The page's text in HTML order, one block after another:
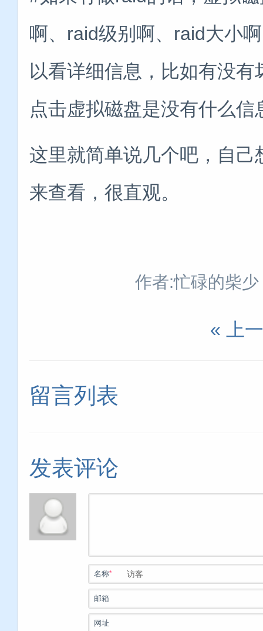
啊、raid级别啊、raid大小
以看详细信息，比如有没
点击虚拟磁盘是没有什么信
这里就简单说几个吧，自
来查看，很直观。
作者:忙碌的柴少
« 上
留言列表
发表评论
名称*
邮箱
网址